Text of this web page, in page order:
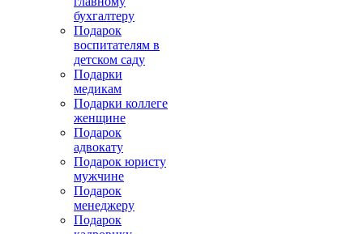
бухгалтеру
Подарок
воспитателям в
детском саду
Подарки
медикам
Подарки коллеге
женщине
Подарок
адвокату
Подарок юристу
мужчине
Подарок
менеджеру
Подарок